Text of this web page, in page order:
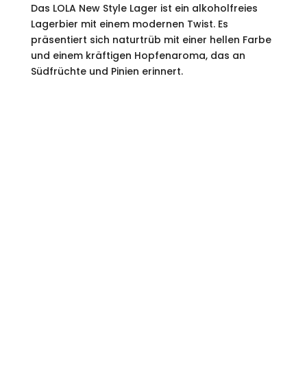
Das LOLA New Style Lager ist ein alkoholfreies
Lagerbier mit einem modernen Twist. Es
präsentiert sich naturtrüb mit einer hellen Farbe
und einem kräftigen Hopfenaroma, das an
Südfrüchte und Pinien erinnert.